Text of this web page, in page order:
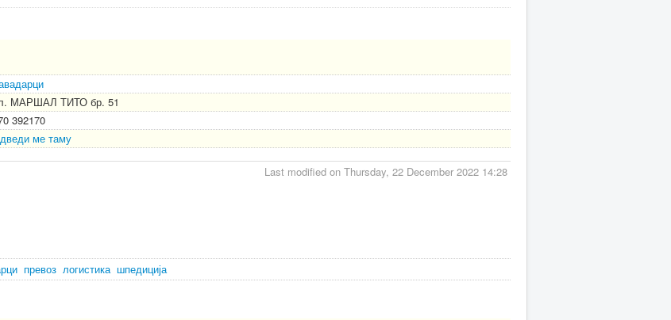
МАРШАЛ ТИТО бр. 51
392170
ме таму
Last modified on Thursday, 22 December 2022 14:28
превоз логистика шпедиција